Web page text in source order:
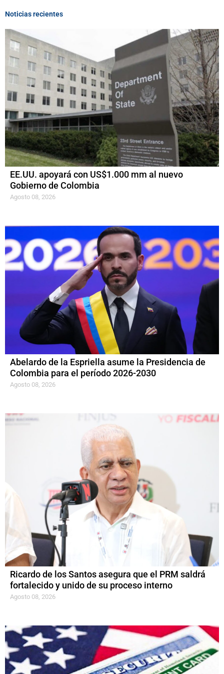
Noticias recientes
EE.UU. apoyará con US$1.000 mm al nuevo
Gobierno de Colombia
Agosto 08, 2026
Abelardo de la Espriella asume la Presidencia de
Colombia para el período 2026-2030
Agosto 08, 2026
Ricardo de los Santos asegura que el PRM saldrá
fortalecido y unido de su proceso interno
Agosto 08, 2026